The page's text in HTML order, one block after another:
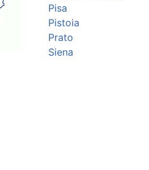
Pisa
Pistoia
Prato
Siena